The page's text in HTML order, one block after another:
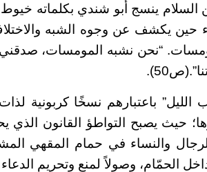
السلام ينسج أبو شندي بكلماته
حين يكشف عن وجوه الشبه
“نحن نشبه المومسات،
.
الليل” باعتبارهم نسخًا كربونية
حيث يصبح التواطؤ القانون الذي
الرجال والنساء في حمام المقهي
الحمّام، وصولاً لمنع وتحريم